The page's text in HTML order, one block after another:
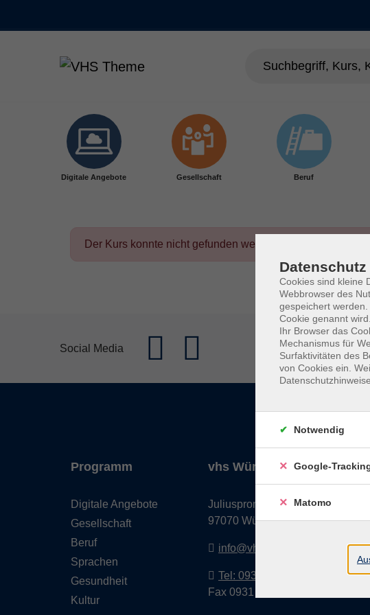
Digitale Angebote Gesellschaft Beruf
Der Kurs konnte nicht gefunden werden.
Social Media
Programm
Digitale Angebote
Gesellschaft
Beruf
Sprachen
Gesundheit
Kultur
vhs Würzburg & Umgebung
Juliuspromenade 68
97070 Würzburg
info@vhs-wuerzburg.de
Tel: 0931 35593 0
Fax 0931 35593-20
Datenschutz
Cookies sind kleine
Webbrowser des
gespeichert
Cookie genannt
Ihr Browser das
Mechanismus für
Surfaktivitäten des
von Cookies ein.
Notwendig
Google-
Matomo